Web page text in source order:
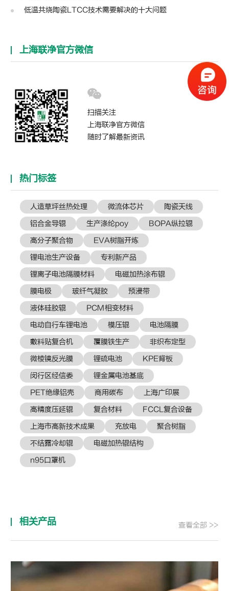
低温共烧陶瓷LTCC技术需要解决的十大问题
上海联净官方微信
扫描关注
上海联净官方微信
随时了解最新资讯
热门标签
人造草坪丝热处理 微流体芯片
陶瓷天线
铝合金导辊
生产涤纶poy
BOPA纵拉辊
高分子聚合物
EVA树脂开炼
锂电池生产设备
专利新产品
锂离子电池隔膜材料
电磁加热涂布辊
膜电极
玻纤气凝胶
预浸带
液体硅胶辊
PCM相变材料
电动自行车锂电池
模压辊
电池隔膜
敷料贴复合机
覆膜铁生产
非织布定型
微棱镜反光膜
锂硫电池
KPE背板
闵行区经信委
锂金属电池基底
PET绝缘铝壳
商用碳布
上海广印展
高精度压延辊
复合材料
FCCL复合设备
上海市高新技术成果
充放电
聚合树脂
不结露冷却辊
电磁加热辊结构
n95口罩机
相关产品 查看全部 >>